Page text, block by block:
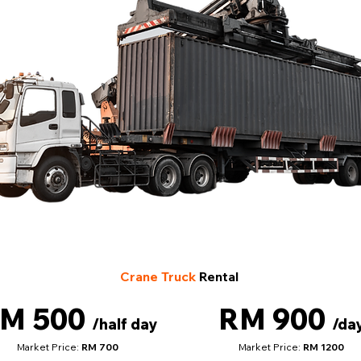
Crane Truck Rental
RM 900 /
Market Price: RM 1200
500 /half day
Market Price: RM 700